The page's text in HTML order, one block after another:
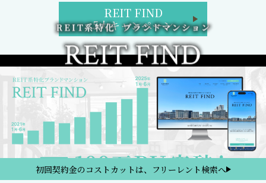
REIT FIND
5大キャンペーン
初回契約金のコストカットは、フリーレント検索へ